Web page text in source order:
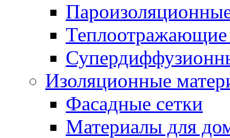
Теплоотражающие
Изоляционные
Фасадные сетки
Материалы для